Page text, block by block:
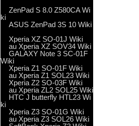
ZenPad S 8.0 Z580CA Wi
ki
ASUS ZenPad 3S 10 Wiki
Xperia XZ SO-01J Wiki
au Xperia XZ SOV34 Wiki
GALAXY Note 3 SC-01F
Wiki
Xperia Z1 SO-01F Wiki
au Xperia Z1 SOL23 Wiki
Xperia Z2 SO-03F Wiki
au Xperia ZL2 SOL25 Wiki
HTC J butterfly HTL23 Wi
ki
Xperia Z3 SO-01G Wiki
au Xperia Z3 SOL26 Wiki